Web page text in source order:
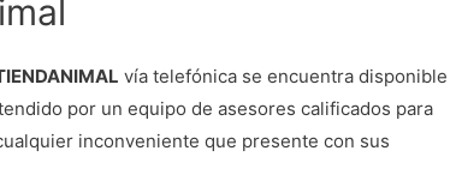
vía telefónica se encuentra disponible
por un equipo de asesores calificados para
inconveniente que presente con sus